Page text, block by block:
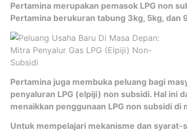
Pertamina merupakan pemasok LPG non
Pertamina berukuran tabung 3kg, 5kg, dan
Pertamina juga membuka peluang bagi
penyaluran LPG (elpiji) non subsidi. Hal ini
menaikkan penggunaan LPG non subsidi di
Untuk mempelajari mekanisme dan